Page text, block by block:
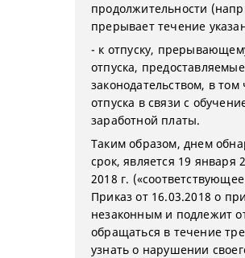
продолжительности
прерывает течение
- к отпуску,
отпуска,
законодательством, в
отпуска в связи с
заработной платы.
Таким образом, днем
срок, является 19 января
2018 г.
Приказ от 16.03.2018 о
незаконным и подлежит
обращаться в течение
узнать о нарушении